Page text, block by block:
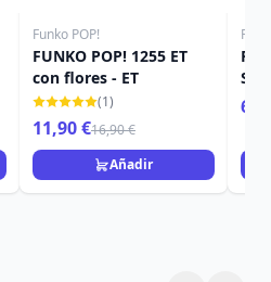
Funko POP!
FUNKO POP! 1255 ET
con flores - ET
(1)
11,90 €16,90 €
Añadir